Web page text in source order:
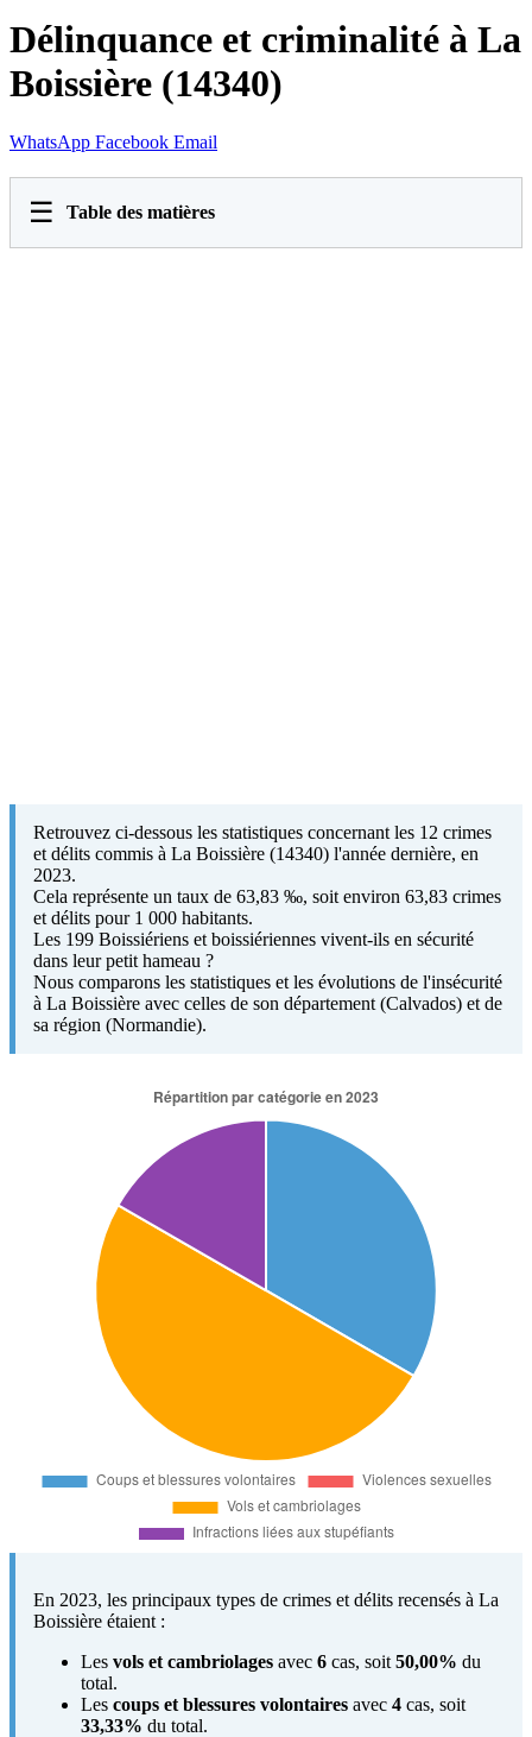
Délinquance et criminalité à La
Boissière (14340)
WhatsApp Facebook Email
☰ Table des matières
Retrouvez ci-dessous les statistiques concernant les 12 crimes
et délits commis à La Boissière (14340) l'année dernière, en
2023.
Cela représente un taux de 63,83 ‰, soit environ 63,83 crimes
et délits pour 1 000 habitants.
Les 199 Boissiériens et boissiériennes vivent-ils en sécurité
dans leur petit hameau ?
Nous comparons les statistiques et les évolutions de l'insécurité
à La Boissière avec celles de son département (Calvados) et de
sa région (Normandie).
En 2023, les principaux types de crimes et délits recensés à La
Boissière étaient :
Les vols et cambriolages avec 6 cas, soit 50,00% du
total.
Les coups et blessures volontaires avec 4 cas, soit
33,33% du total.